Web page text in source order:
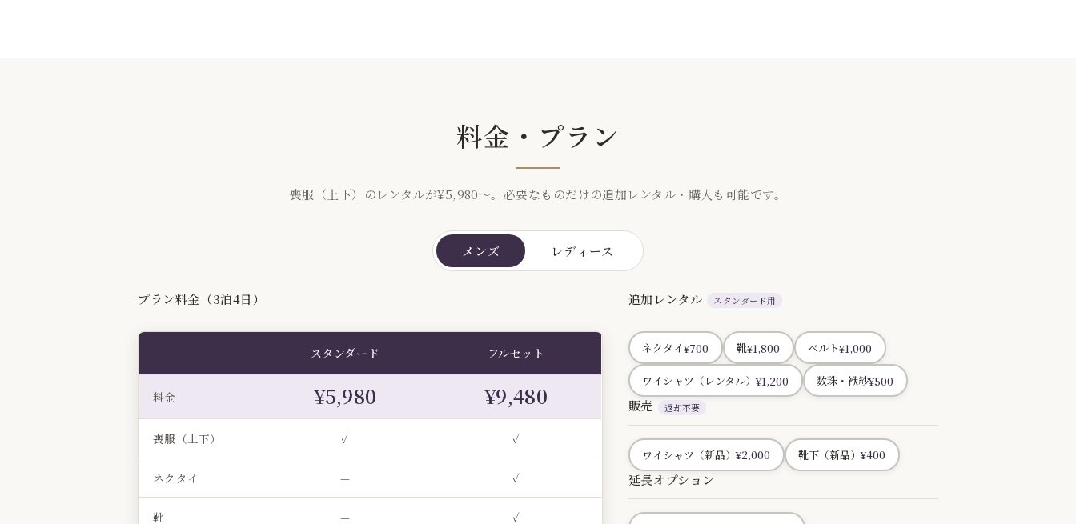
料金・プラン
喪服（上下）のレンタルが¥5,980〜。必要なものだけの追加レンタル・購入も可能です。
メンズ レディース
プラン料金（3泊4日）
スタンダード フルセット
料金 ¥5,980 ¥9,480
喪服（上下） ✓ ✓
ネクタイ — ✓
靴 — ✓
追加レンタル スタンダード用
ネクタイ¥700 靴¥1,800 ベルト¥1,000
ワイシャツ（レンタル）¥1,200 数珠・袱紗¥500
販売 返却不要
ワイシャツ（新品）¥2,000 靴下（新品）¥400
延長オプション